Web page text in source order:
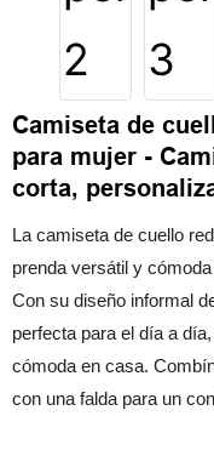
Camiseta de
para mujer -
corta,
La camiseta de cuello
prenda versátil y
Con su diseño informal
perfecta para el día a
cómoda en casa.
con una falda para un